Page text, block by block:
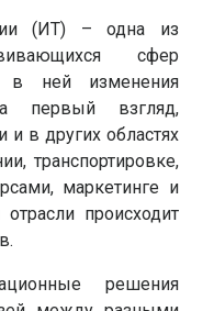
(ИТ) – одна из
сфер
в ней изменения
первый взгляд,
и в других областях
транспортировке,
маркетинге и
происходит
решения